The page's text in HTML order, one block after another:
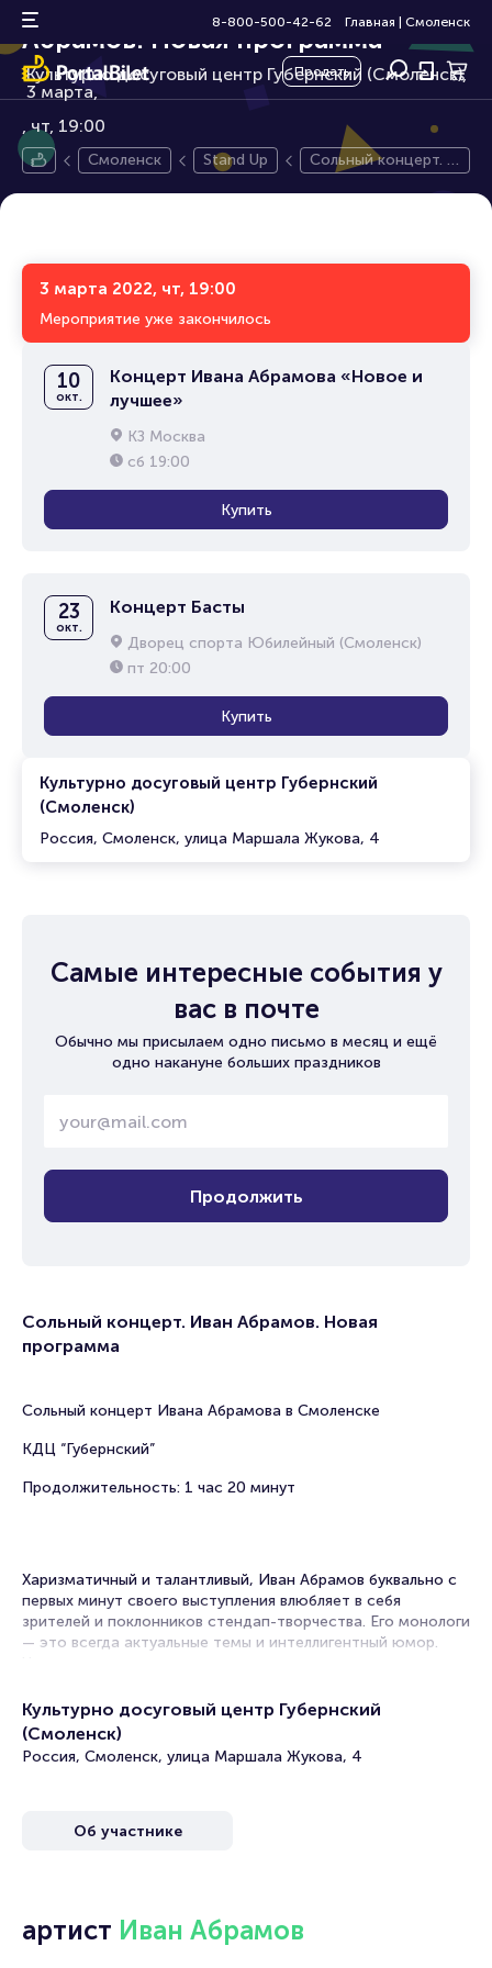
8-800-500-42-62 Главная Смоленск
Продать
Сольный концерт. Иван
Абрамов. Новая программа
Культурно досуговый центр Губернский (Смоленск),
3 марта,
18+
чт, 19:00
Смоленск Stand Up
Сольный концерт. И
3 марта 2022, чт, 19:00
Мероприятие уже закончилось
Культурно досуговый центр Губернский
(Смоленск)
Россия, Смоленск, улица Маршала Жукова, 4
10
окт.
Концерт Ивана Абрамова «Новое и
лучшее»
КЗ Москва
сб 19:00
Купить
23
окт.
Концерт Басты
Дворец спорта Юбилейный (Смоленск)
пт 20:00
Купить
Самые интересные события у
вас в почте
Обычно мы присылаем одно письмо в месяц и ещё
одно накануне больших праздников
Продолжить
Сольный концерт. Иван Абрамов. Новая
программа
Сольный концерт Ивана Абрамова в Смоленске
КДЦ “Губернский”
Продолжительность: 1 час 20 минут
Харизматичный и талантливый, Иван Абрамов буквально с
первых минут своего выступления влюбляет в себя
зрителей и поклонников стендап-творчества. Его монологи
— это всегда актуальные темы и интеллигентный юмор.
Многие знают его ещё со времён его участия в КВНе. Там
он был капитаном команды “Парапапарам”, которая
дважды являлась обладателем КиВиНа. Сейчас артист
2022 год у Ивана Абрамова — это череда выступлений по
и посмеяться над острыми шутками комика.
Культурно досуговый центр Губернский
(Смоленск)
Россия, Смоленск, улица Маршала Жукова, 4
Об участнике
артист Иван Абрамов